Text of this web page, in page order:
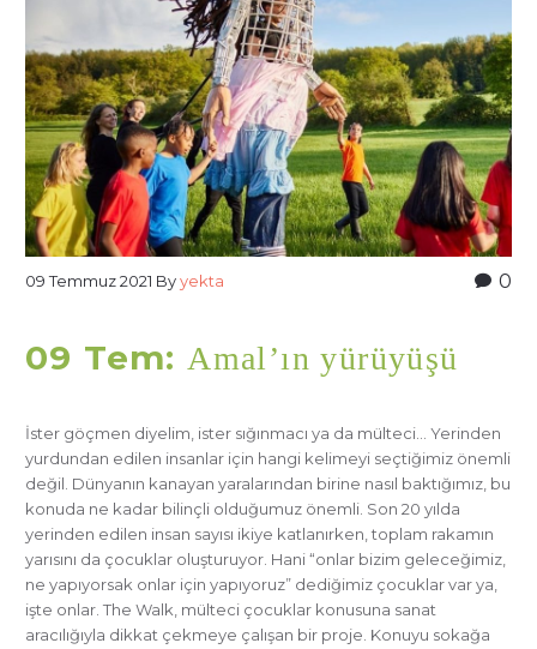
0
09 Temmuz 2021 Byyekta
09 Tem: Amal’ın yürüyüşü
İster göçmen diyelim, ister sığınmacı ya da mülteci… Yerinden
yurdundan edilen insanlar için hangi kelimeyi seçtiğimiz önemli
değil. Dünyanın kanayan yaralarından birine nasıl baktığımız, bu
konuda ne kadar bilinçli olduğumuz önemli. Son 20 yılda
yerinden edilen insan sayısı ikiye katlanırken, toplam rakamın
yarısını da çocuklar oluşturuyor. Hani “onlar bizim geleceğimiz,
ne yapıyorsak onlar için yapıyoruz” dediğimiz çocuklar var ya,
işte onlar. The Walk, mülteci çocuklar konusuna sanat
aracılığıyla dikkat çekmeye çalışan bir proje. Konuyu sokağa